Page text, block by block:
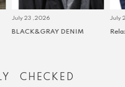
July 23 ,2026
BLACK&GRAY DENIM
July 2
Relax
CHECKED